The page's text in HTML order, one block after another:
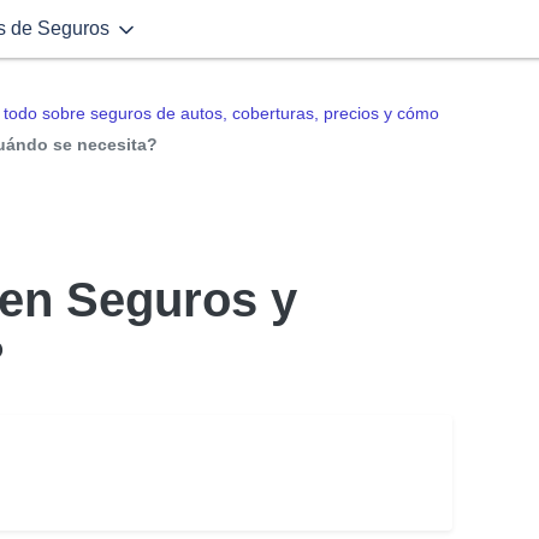
de Seguros
sobre seguros de autos, coberturas, precios y cómo
se necesita?
Seguros y